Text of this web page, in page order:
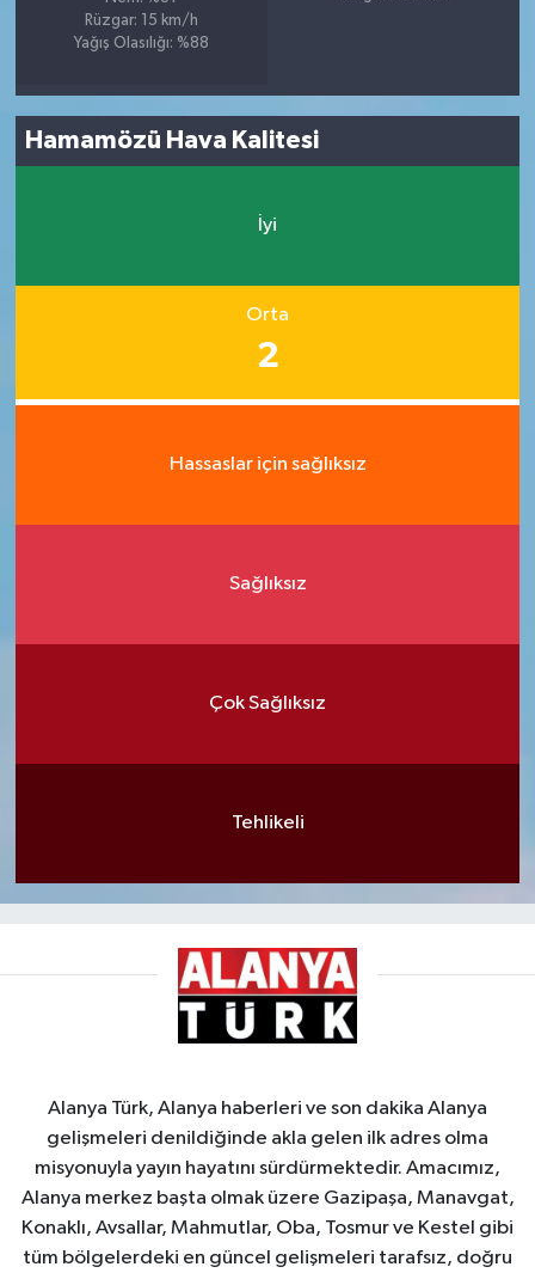
Rüzgar: 15 km/h
Yağış Olasılığı: %88
Hamamözü Hava Kalitesi
İyi
Orta
2
Hassaslar için sağlıksız
Sağlıksız
Çok Sağlıksız
Tehlikeli
Alanya Türk, Alanya haberleri ve son dakika Alanya
gelişmeleri denildiğinde akla gelen ilk adres olma
misyonuyla yayın hayatını sürdürmektedir. Amacımız,
Alanya merkez başta olmak üzere Gazipaşa, Manavgat,
Konaklı, Avsallar, Mahmutlar, Oba, Tosmur ve Kestel gibi
tüm bölgelerdeki en güncel gelişmeleri tarafsız, doğru